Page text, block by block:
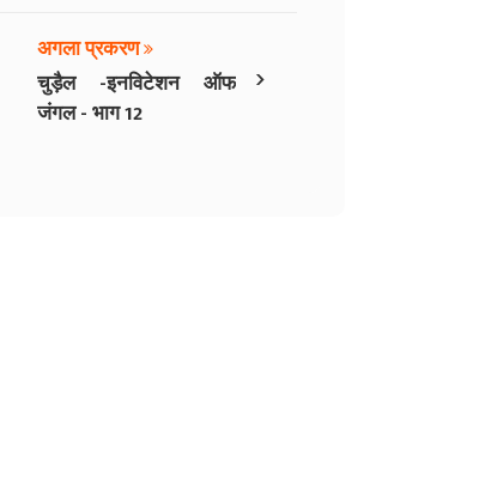
›
अगला प्रकरण
चुड़ैल -इनविटेशन ऑफ
जंगल - भाग 12